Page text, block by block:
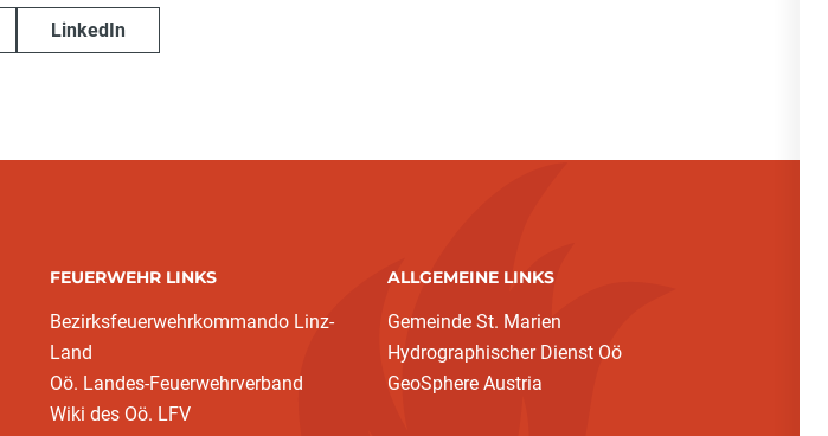
LinkedIn
FEUERWEHR LINKS
Bezirksfeuerwehrkommando Linz-
Land
Oö. Landes-Feuerwehrverband
Wiki des Oö. LFV
ALLGEMEINE LINKS
Gemeinde St. Marien
Hydrographischer Dienst Oö
GeoSphere Austria